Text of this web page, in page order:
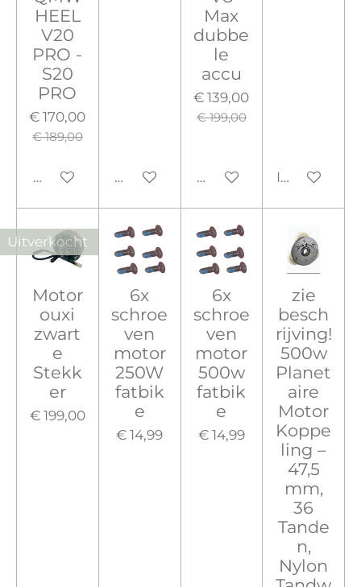
HEEL
V20
PRO -
S20
PRO
€ 170,00
€ 189,00
Houd mij op de hoogteHoud mij op de hoogte
Max
dubbe
le
accu
€ 139,00
€ 199,00
Houd mij op de hoogte
In
Uitverkocht
Motor
ouxi
zwart
e
Stekk
er
€ 199,00
6x
schroe
ven
motor
250W
fatbik
e
€ 14,99
6x
schroe
ven
motor
500w
fatbik
e
€ 14,99
zie
besch
rijving!
500w
Planet
aire
Motor
Koppe
ling –
47,5
mm,
36
Tande
n,
Nylon